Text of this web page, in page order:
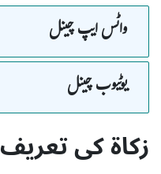
واٹس ایپ چینل
یوٹیوب چینل
زکاۃ کی تعریف